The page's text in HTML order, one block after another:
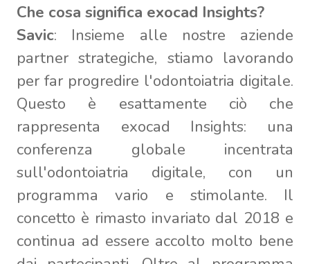
Che cosa significa exocad Insights?
Savic: Insieme alle nostre aziende
partner strategiche, stiamo lavorando
per far progredire l'odontoiatria digitale.
Questo è esattamente ciò che
rappresenta exocad Insights: una
conferenza globale incentrata
sull'odontoiatria digitale, con un
programma vario e stimolante. Il
concetto è rimasto invariato dal 2018 e
continua ad essere accolto molto bene